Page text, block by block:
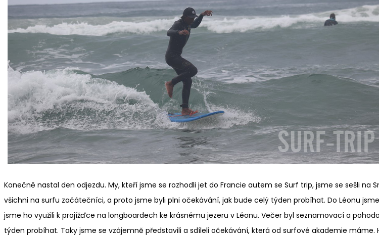
Konečně nastal den odjezdu. My, kteří jsme se rozhodli jet do Francie autem se Surf trip, jsme se sešli na
všichni na surfu začátečníci, a proto jsme byli plni očekávání, jak bude celý týden probíhat. Do Léonu
jsme ho využili k projížďce na longboardech ke krásnému jezeru v Léonu. Večer byl seznamovací a
týden probíhat. Taky jsme se vzájemně představili a sdíleli očekávání, která od surfové akademie